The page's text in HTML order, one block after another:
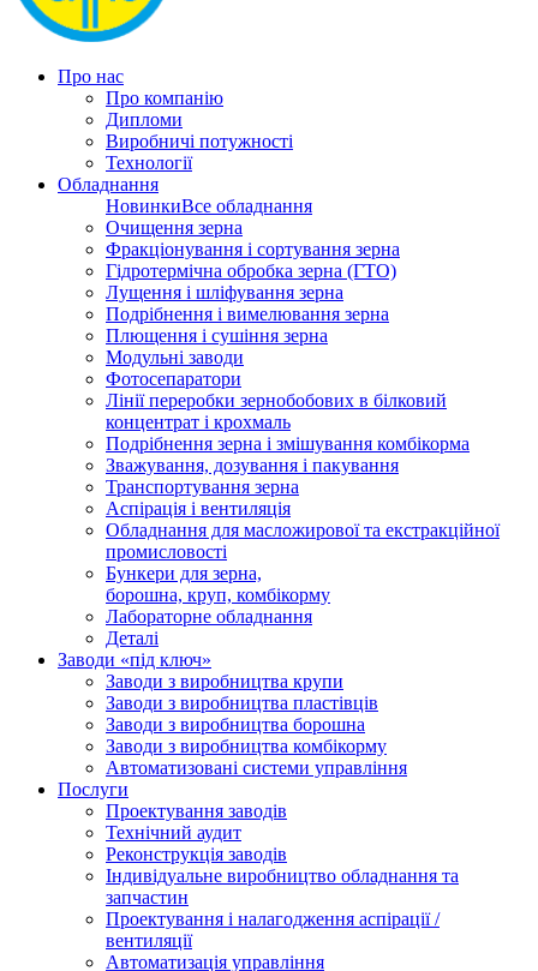
Про нас
Про компанію
Дипломи
Виробничі потужності
Технології
Обладнання
НовинкиВсе обладнання
Очищення зерна
Фракціонування і сортування зерна
Гідротермічна обробка зерна (ГТО)
Лущення і шліфування зерна
Подрібнення і вимелювання зерна
Плющення і сушіння зерна
Модульні заводи
Фотосепаратори
Лінії переробки зернобобових в білковий
концентрат і крохмаль
Подрібнення зерна і змішування комбікорма
Зважування, дозування і пакування
Транспортування зерна
Аспірація і вентиляція
Обладнання для масложирової та екстракційної
промисловості
Бункери для зерна,
борошна, круп, комбікорму
Лабораторне обладнання
Деталі
Заводи «під ключ»
Заводи з виробництва крупи
Заводи з виробництва пластівців
Заводи з виробництва борошна
Заводи з виробництва комбікорму
Автоматизовані системи управління
Послуги
Проектування заводів
Технічний аудит
Реконструкція заводів
Індивідуальне виробництво обладнання та
запчастин
Проектування і налагодження аспірації /
вентиляції
Автоматизація управління